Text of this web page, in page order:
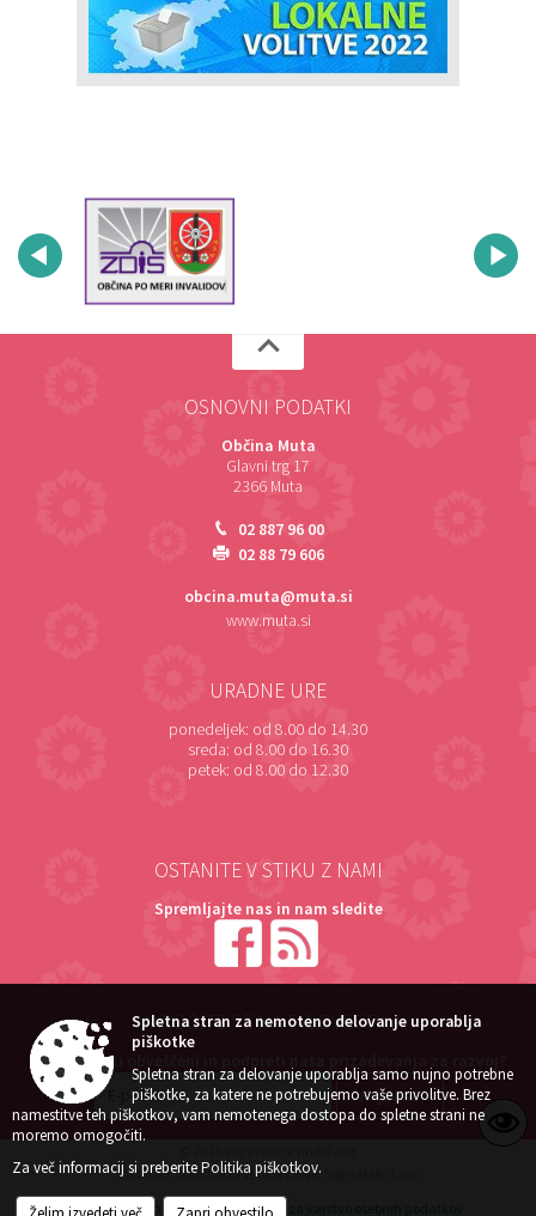
OSNOVNI PODATKI
Občina Muta
Glavni trg 17
2366 Muta
02 887 96 00
02 88 79 606
obcina.muta@muta.si
www.muta.si
URADNE URE
ponedeljek: od 8.00 do 14.30
sreda: od 8.00 do 16.30
petek: od 8.00 do 12.30
OSTANITE V STIKU Z NAMI
Spremljajte nas in nam sledite
NAROČITE SE NA E-OBVESTILA
Želite ostati obveščeni in podpreti naša prizadevanja za razvoj?
Zasnova, izvedba in vzdrževanje: Sigmateh d.o.o.
Splošni pogoji spletne strani
Center za varstvo osebnih podatkov
Spletna stran za nemoteno delovanje uporablja
piškotke
Spletna stran za delovanje uporablja samo nujno potrebne
piškotke, za katere ne potrebujemo vaše privolitve. Brez
namestitve teh piškotkov, vam nemotenega dostopa do spletne strani ne
moremo omogočiti.
Za več informacij si preberitePolitika piškotkov.